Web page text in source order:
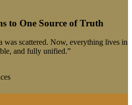
to One Source of Truth
was scattered. Now, everything lives in
and fully unified.”